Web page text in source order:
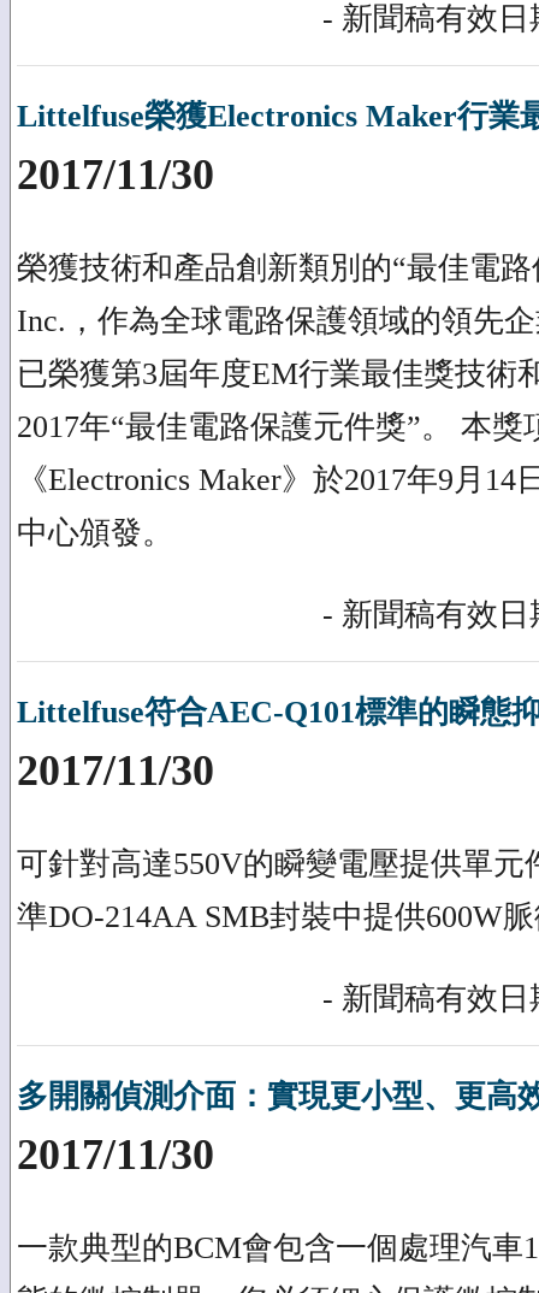
- 新聞稿有效日
Littelfuse榮獲Electronics Maker行業
2017/11/30
榮獲技術和產品創新類別的“最佳電
Inc.，作為全球電路保護領域的領先
已榮獲第3屆年度EM行業最佳獎技術
2017年“最佳電路保護元件獎”。 本
《Electronics Maker》於2017年9月
中心頒發。
- 新聞稿有效日
Littelfuse符合AEC-Q101標準的瞬態
2017/11/30
可針對高達550V的瞬變電壓提供單元
準DO-214AA SMB封裝中提供600W
- 新聞稿有效日
多開關偵測介面：實現更小型、更高
2017/11/30
一款典型的BCM會包含一個處理汽車